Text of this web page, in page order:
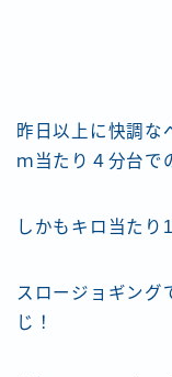
昨日以上に快調な
ｍ当たり４分台で
しかもキロ当たり
スロージョギング
じ！